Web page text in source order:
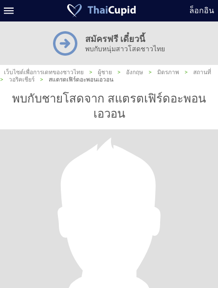
ล็อกอิน
สมัครฟรี เดี๋ยวนี้
พบกับหนุ่มสาวโสดชาวไทย
เว็บไซต์เพื่อการเดทของชาวไทย > ผู้ชาย > อังกฤษ > มิตรภาพ >
สถานที่
>
วอริคเชียร์ > สแตรตเฟิร์ดอะพอนเอวอน
พบกับชายโสดจาก สแตรตเฟิร์ดอะพอน
เอวอน